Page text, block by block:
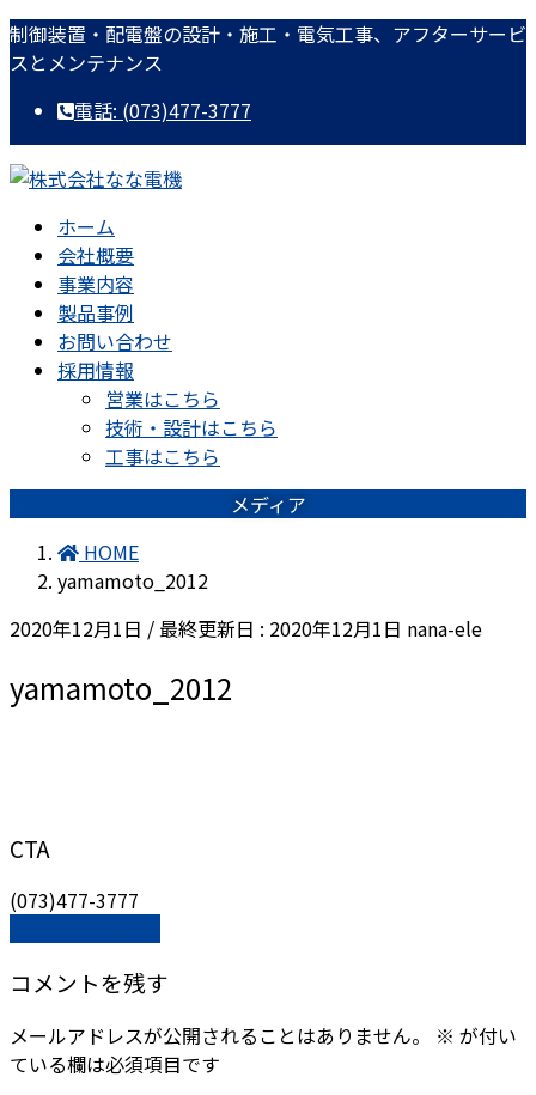
コ
ン
ツ
に
ナ
ビ
シ
ョ
制御装置・配電盤の設計・施工・電気工事、アフターサービ
スとメンテナンス
電話: (073)477-3777
ホーム
会社概要
事業内容
製品事例
お問い合わせ
採用情報
営業はこちら
技術・設計はこちら
工事はこちら
メディア
HOME
yamamoto_2012
2020年12月1日 / 最終更新日 : 2020年12月1日 nana-ele
yamamoto_2012
CTA
(073)477-3777
コメントを残す
メールアドレスが公開されることはありません。 ※ が付い
ている欄は必須項目です